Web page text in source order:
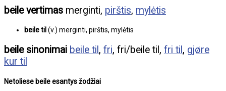
beile vertimas merginti, pirštis, mylėtis
beile til (v.) merginti, pirštis, mylėtis
beile sinonimai beile til , fri, fri/beile til, fri til , gjøre
kur til
Netoliese beile esantys žodžiai